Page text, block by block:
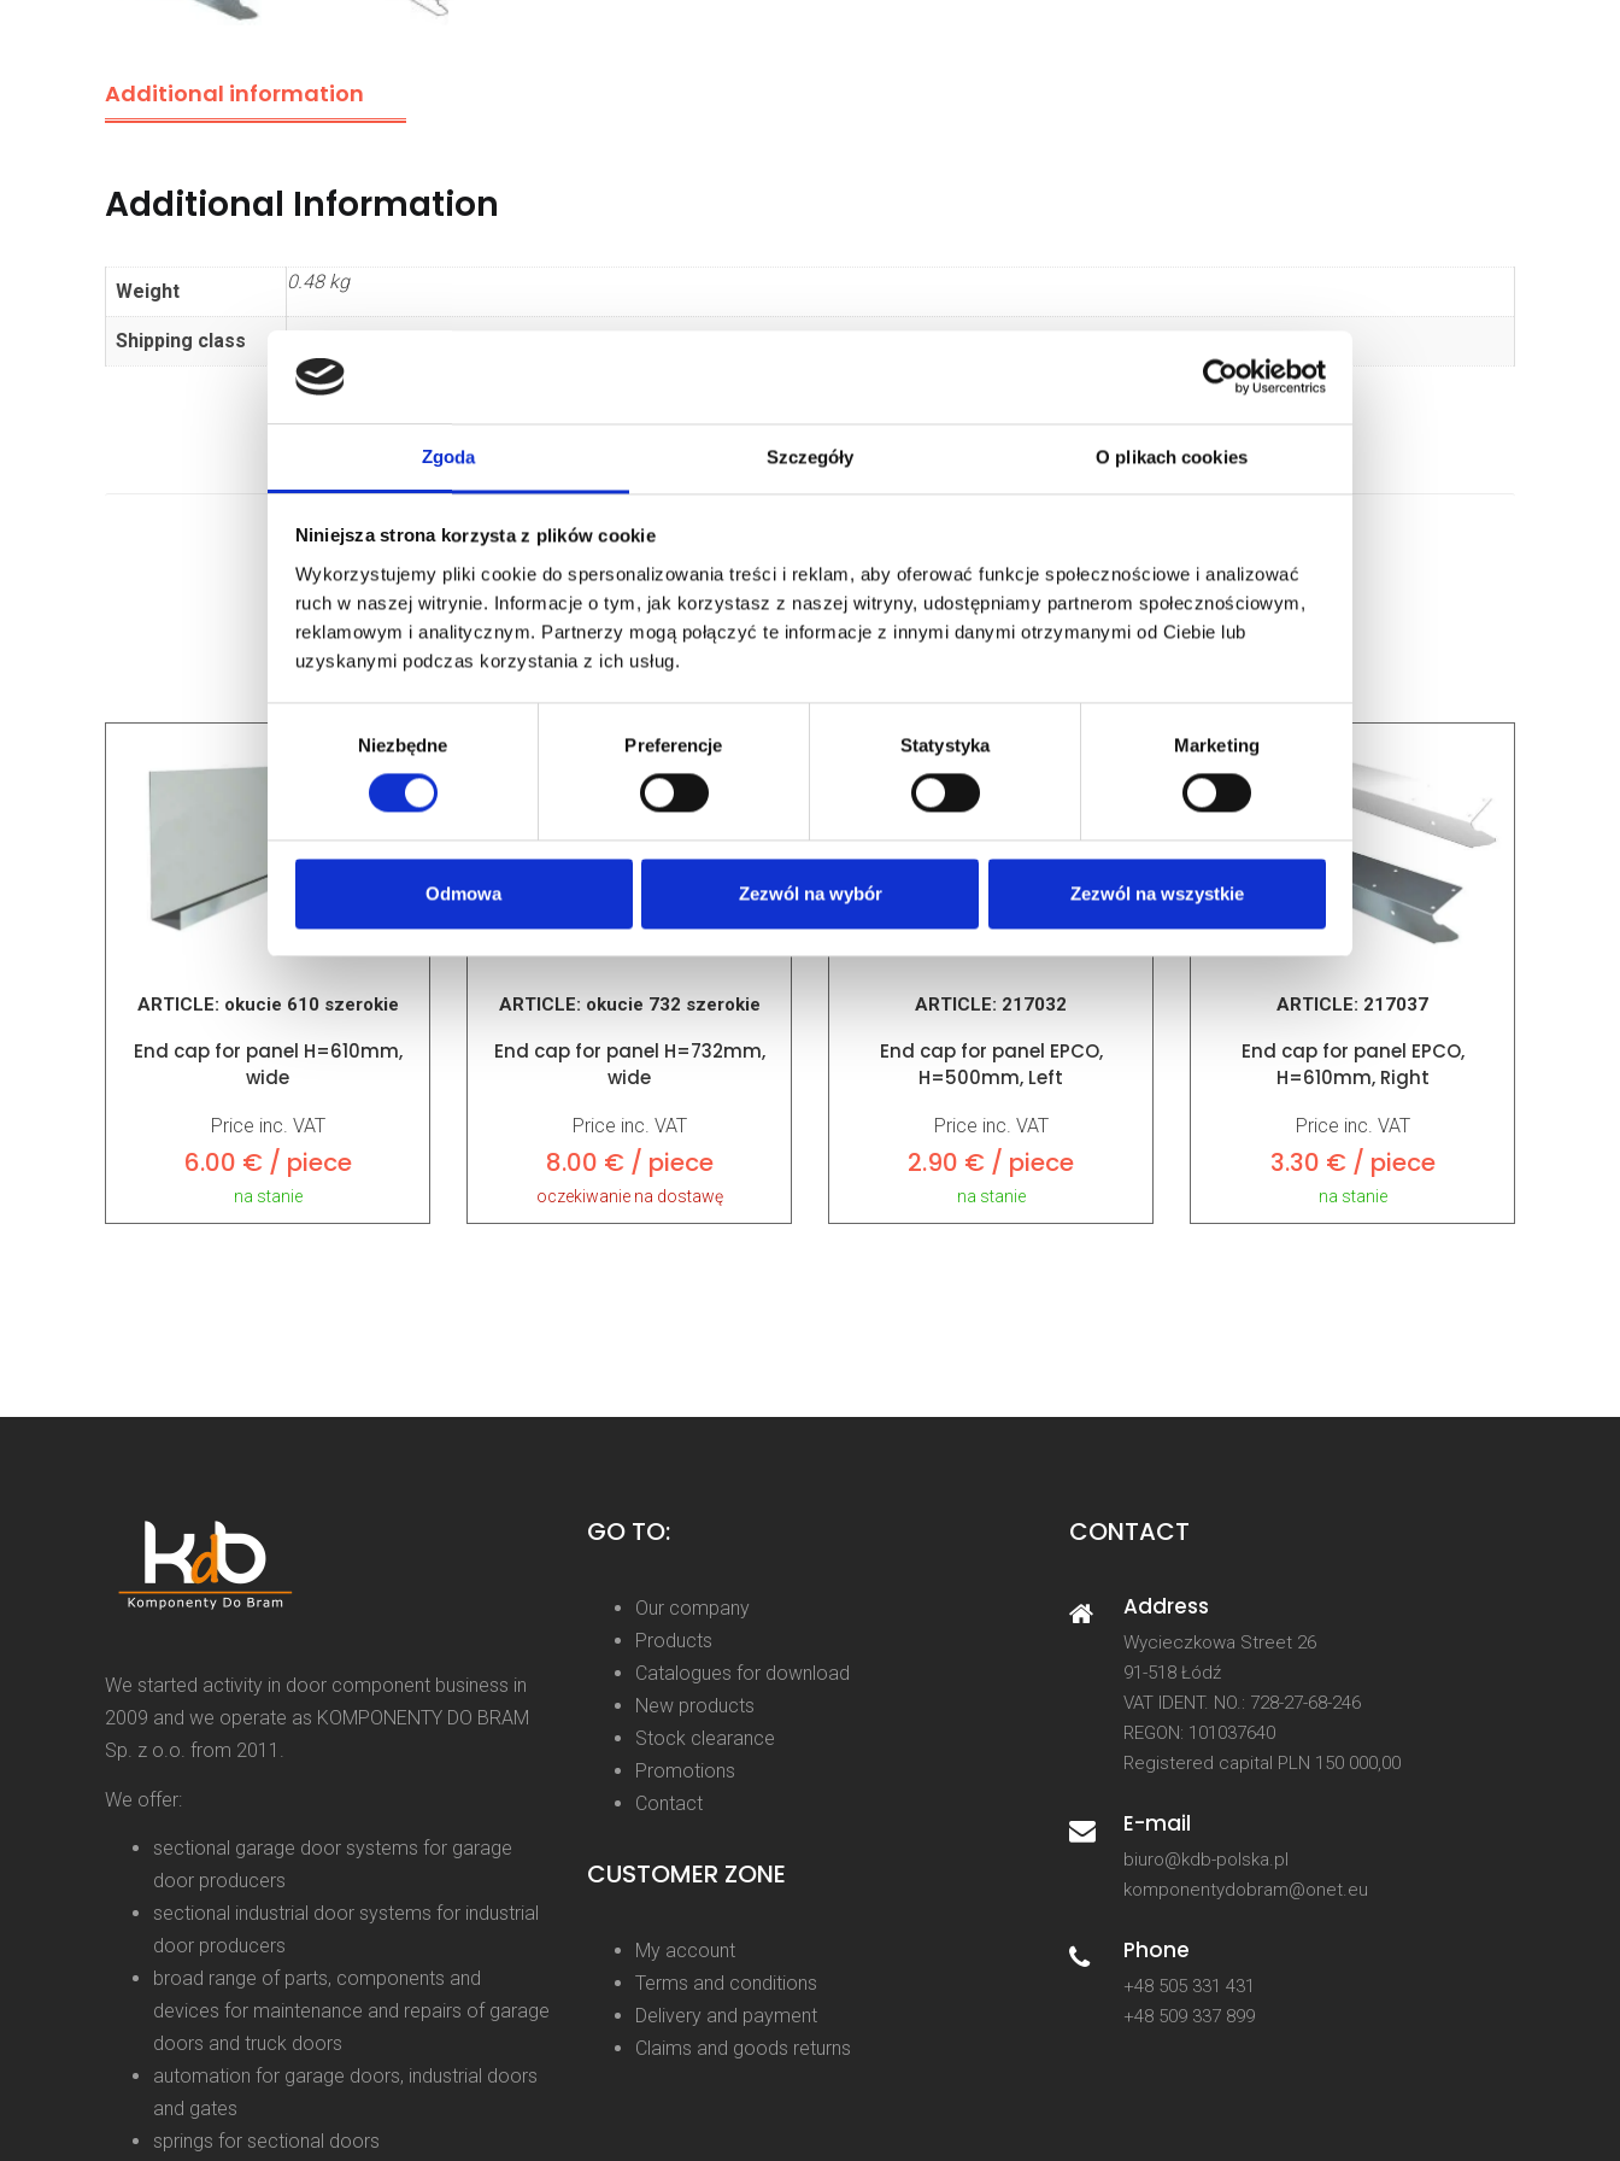
Zgoda Szczegóły O plikach cookies
Niniejsza strona korzysta z plików cookie
Wykorzystujemy pliki cookie do spersonalizowania treści i reklam, aby oferować funkcje społecznościowe i analizować
ruch w naszej witrynie. Informacje o tym, jak korzystasz z naszej witryny, udostępniamy partnerom społecznościowym,
reklamowym i analitycznym. Partnerzy mogą połączyć te informacje z innymi danymi otrzymanymi od Ciebie lub
uzyskanymi podczas korzystania z ich usług.
Niezbędne Preferencje Statystyka Marketing
Odmowa Zezwól na wybór Zezwól na wszystkie
Additional information
Additional Information
Weight 0.48 kg
Shipping class
RELATED PRODUCTS
ARTICLE: okucie 610 szerokie
End cap for panel H=610mm,
wide
Price inc. VAT
6.00 € / piece
na stanie
ARTICLE: okucie 732 szerokie
End cap for panel H=732mm,
wide
Price inc. VAT
8.00 € / piece
oczekiwanie na dostawę
ARTICLE: 217032
End cap for panel EPCO,
H=500mm, Left
Price inc. VAT
2.90 € / piece
na stanie
ARTICLE: 217037
End cap for panel EPCO,
H=610mm, Right
Price inc. VAT
3.30 € / piece
na stanie
We started activity in door component business in
2009 and we operate as KOMPONENTY DO BRAM
Sp. z o.o. from 2011.
We offer:
sectional garage door systems for garage
door producers
sectional industrial door systems for industrial
door producers
broad range of parts, components and
devices for maintenance and repairs of garage
doors and truck doors
automation for garage doors, industrial doors
and gates
springs for sectional doors
GO TO:
Our company
Products
Catalogues for download
New products
Stock clearance
Promotions
Contact
CUSTOMER ZONE
My account
Terms and conditions
Delivery and payment
Claims and goods returns
CONTACT
Address
Wycieczkowa Street 26
91-518 Łódź
VAT IDENT. NO.: 728-27-68-246
REGON: 101037640
Registered capital PLN 150 000,00
E-mail
biuro@kdb-polska.pl
komponentydobram@onet.eu
Phone
+48 505 331 431
+48 509 337 899